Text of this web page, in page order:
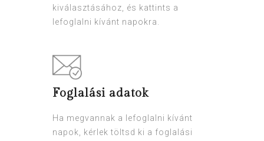
kiválasztásához, és kattints a
lefoglalni kívánt napokra.
Foglalási adatok
Ha megvannak a lefoglalni kívánt
napok, kérlek töltsd ki a foglalási